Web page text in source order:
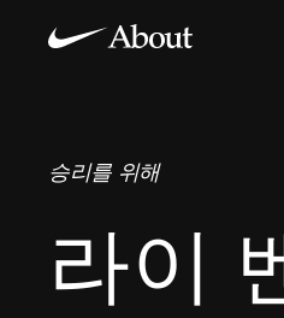
승리를 위해
라이